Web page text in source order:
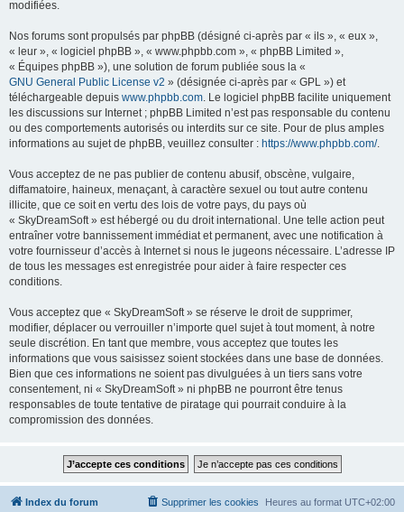
modifiées.
Nos forums sont propulsés par phpBB (désigné ci-après par « ils », « eux »,
« leur », « logiciel phpBB », « www.phpbb.com », « phpBB Limited »,
« Équipes phpBB »), une solution de forum publiée sous la «
GNU General Public License v2 » (désignée ci-après par « GPL ») et
téléchargeable depuis www.phpbb.com. Le logiciel phpBB facilite uniquement
les discussions sur Internet ; phpBB Limited n’est pas responsable du contenu
ou des comportements autorisés ou interdits sur ce site. Pour de plus amples
informations au sujet de phpBB, veuillez consulter : https://www.phpbb.com/.
Vous acceptez de ne pas publier de contenu abusif, obscène, vulgaire,
diffamatoire, haineux, menaçant, à caractère sexuel ou tout autre contenu
illicite, que ce soit en vertu des lois de votre pays, du pays où
« SkyDreamSoft » est hébergé ou du droit international. Une telle action peut
entraîner votre bannissement immédiat et permanent, avec une notification à
votre fournisseur d’accès à Internet si nous le jugeons nécessaire. L’adresse IP
de tous les messages est enregistrée pour aider à faire respecter ces
conditions.
Vous acceptez que « SkyDreamSoft » se réserve le droit de supprimer,
modifier, déplacer ou verrouiller n’importe quel sujet à tout moment, à notre
seule discrétion. En tant que membre, vous acceptez que toutes les
informations que vous saisissez soient stockées dans une base de données.
Bien que ces informations ne soient pas divulguées à un tiers sans votre
consentement, ni « SkyDreamSoft » ni phpBB ne pourront être tenus
responsables de toute tentative de piratage qui pourrait conduire à la
compromission des données.
Index du forum Heures au format UTC+02:00
Supprimer les cookies